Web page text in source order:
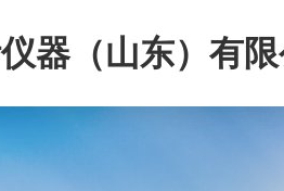
器（山东）有